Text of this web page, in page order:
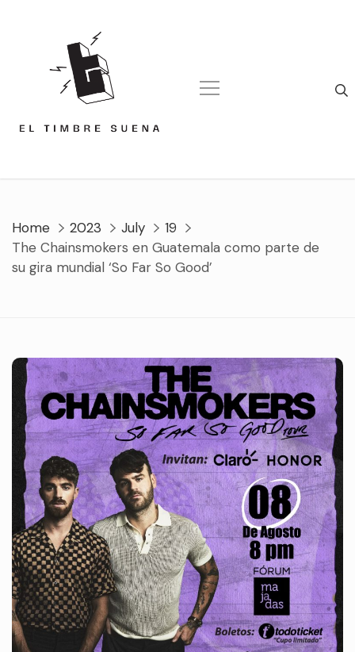
Home 2023 July
19
The Chainsmokers en Guatemala como parte de
su gira mundial ‘So Far So Good’